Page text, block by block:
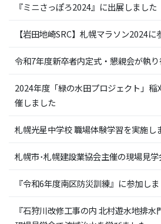
『ミニさっぽろ2024』に出展しました
【岩田地崎SRC】札幌マラソン2024に
令和7年度新卒者内定式・懇親会が執り
2024年度「緑の水田プロジェクト」稲
催しました
札幌光星中学校 職場体験学習を実施し
札幌市･札幌建設業協会主催の現場見
『令和6年度南区防災訓練』に参加し
『石狩川改修工事の内 北村遊水地排